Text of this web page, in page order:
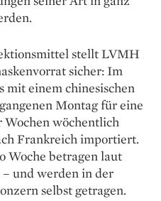
stellt LVMH
sicher: Im
mit einem chinesischen
Montag für eine
Wochen wöchentlich
Frankreich importiert.
Woche betragen laut
und werden in der
selbst getragen.